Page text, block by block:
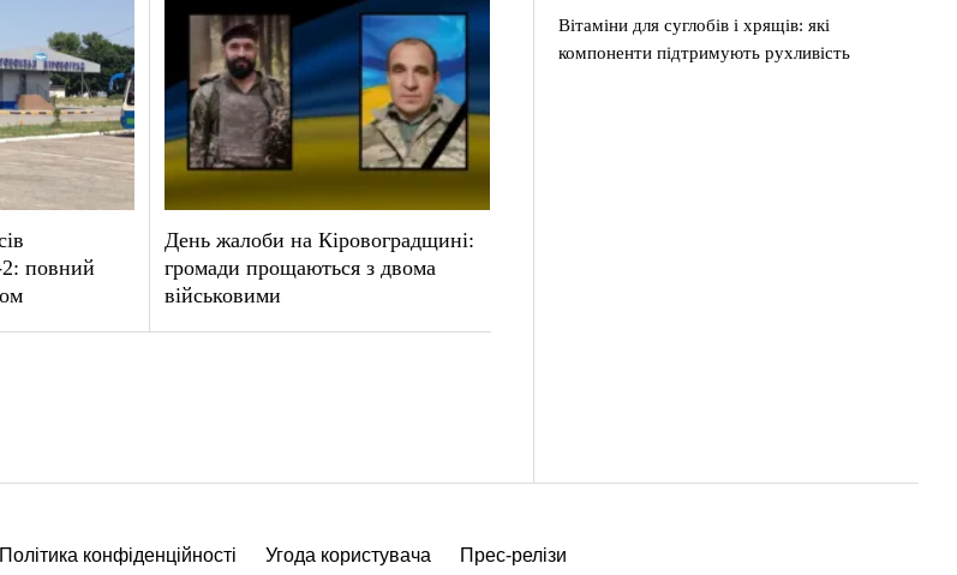
повний
День жалоби на Кіровоградщині:
громади прощаються з двома
військовими
Вітаміни для суглобів і хрящів: які
компоненти підтримують рухливість
Політика конфіденційності Угода користувача Прес-релізи